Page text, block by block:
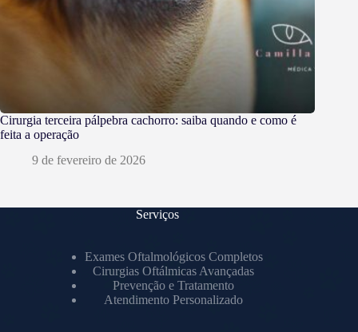
Cirurgia terceira pálpebra cachorro: saiba quando e como é
feita a operação
9 de fevereiro de 2026
Serviços
Exames Oftalmológicos Completos
Cirurgias Oftálmicas Avançadas
Prevenção e Tratamento
Atendimento Personalizado